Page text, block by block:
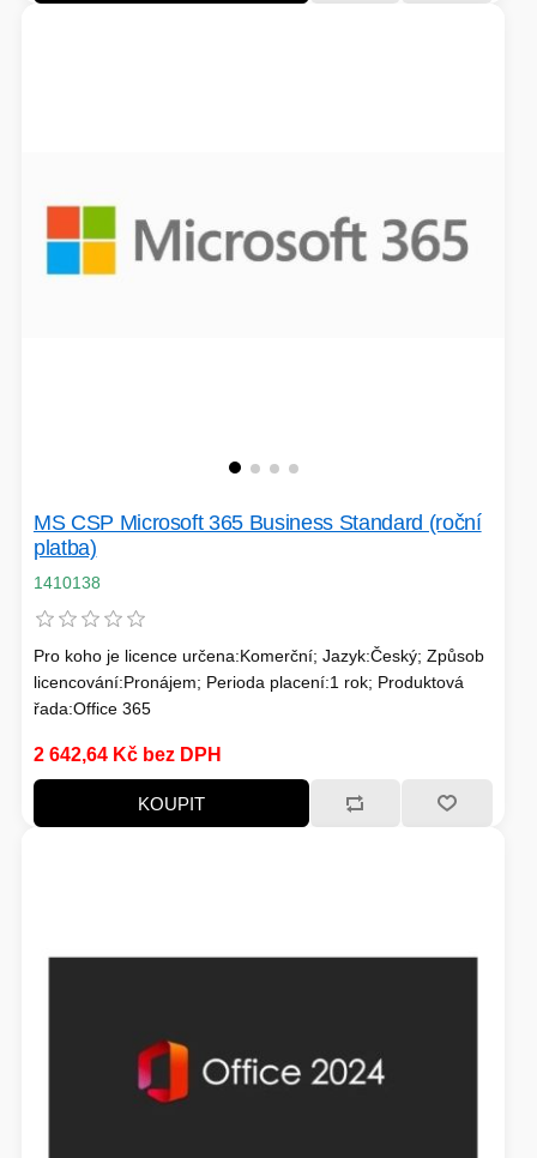
STOJANY
VOLNÝ ČAS
PRAČKY
OSTATNÍ TECHNIKA
MS CSP Microsoft 365 Business Standard (roční
platba)
1410138
Pro koho je licence určena:Komerční; Jazyk:Český; Způsob
licencování:Pronájem; Perioda placení:1 rok; Produktová
řada:Office 365
2 642,64 Kč bez DPH
KOUPIT